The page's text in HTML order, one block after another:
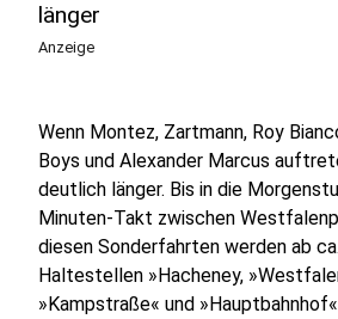
länger
Anzeige
Wenn Montez, Zartmann, Roy
Boys und Alexander Marcus
deutlich länger. Bis in die
Minuten-Takt zwischen
diesen Sonderfahrten werden ab
Haltestellen »Hacheney,
»Kampstraße« und